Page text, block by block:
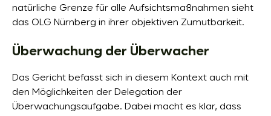
natürliche Grenze für alle Aufsichtsmaßnahmen sieht
das OLG Nürnberg in ihrer objektiven Zumutbarkeit.
Überwachung der Überwacher
Das Gericht befasst sich in diesem Kontext auch mit
den Möglichkeiten der Delegation der
Überwachungsaufgabe. Dabei macht es klar, dass